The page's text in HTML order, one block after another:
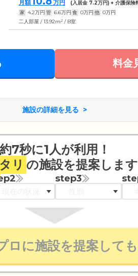
月額 万円 (入居金 7.2万円) + 介護保険
家 4.2万円 管 6.6万円 食 0万円 他 0万円
二人部屋 / 13.92m2 / B室
料金
施設の詳細を見る
約7秒に1人が利用！
リ の施設を提案します
step3
ロに施設を提案して